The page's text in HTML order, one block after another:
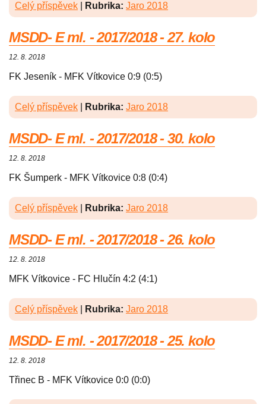
Celý příspěvek Rubrika: Jaro 2018
MSDD- E ml. - 2017/2018 - 27. kolo
12. 8. 2018
FK Jeseník - MFK Vítkovice 0:9 (0:5)
Celý příspěvek Rubrika: Jaro 2018
MSDD- E ml. - 2017/2018 - 30. kolo
12. 8. 2018
FK Šumperk - MFK Vítkovice 0:8 (0:4)
Celý příspěvek Rubrika: Jaro 2018
MSDD- E ml. - 2017/2018 - 26. kolo
12. 8. 2018
MFK Vítkovice - FC Hlučín 4:2 (4:1)
Celý příspěvek Rubrika: Jaro 2018
MSDD- E ml. - 2017/2018 - 25. kolo
12. 8. 2018
Třinec B - MFK Vítkovice 0:0 (0:0)